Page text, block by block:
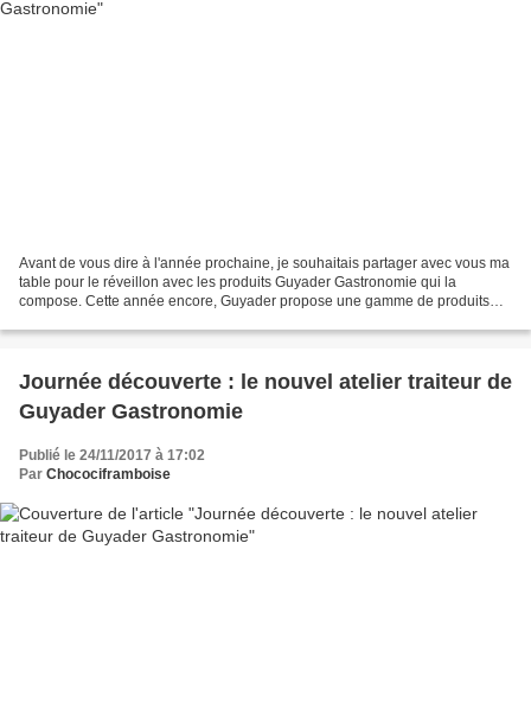
Avant de vous dire à l'année prochaine, je souhaitais partager avec vous ma
table pour le réveillon avec les produits Guyader Gastronomie qui la
compose. Cette année encore, Guyader propose une gamme de produits
Journée découverte : le nouvel atelier traiteur de
Guyader Gastronomie
Publié le 24/11/2017 à 17:02
Par Chocociframboise